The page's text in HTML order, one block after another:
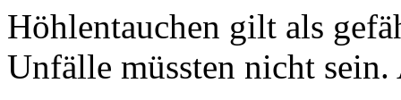
Höhlentauchen gilt als
Unfälle müssten nicht